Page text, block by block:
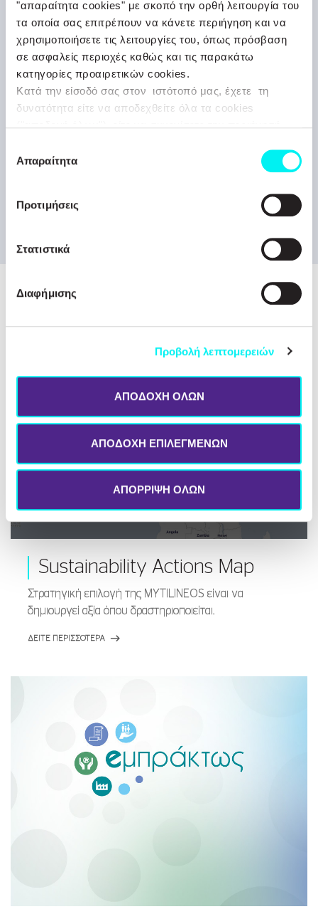
"απαραίτητα cookies" με σκοπό την ορθή λειτουργία του
τα οποία σας επιτρέπουν να κάνετε περιήγηση και να
χρησιμοποιήσετε τις λειτουργίες του, όπως πρόσβαση
σε ασφαλείς περιοχές καθώς και τις παρακάτω
κατηγορίες προαιρετικών cookies.
Κατά την είσοδό σας στον ιστότοπό μας, έχετε τη
δυνατότητα είτε να αποδεχθείτε όλα τα cookies
("Απόρριψη Όλων"), είτε να επιλέξετε συγκεκριμένα
πατήσετε το κουμπί ("Αποδοχή Επιλεγμένων"). Για
περισσότερες πληροφορίες μπορείτε να ανατρέξετε
Cookies. Μπορείτε να μεταβάλλετε τη συναίνεσή σας
συγκατάθεσης
Απαραίτητα
Προτιμήσεις
Στατιστικά
Διαφήμισης
Προβολή λεπτομερειών
ΑΠΟΔΟΧΗ ΟΛΩΝ
ΑΠΟΔΟΧΗ ΕΠΙΛΕΓΜΕΝΩΝ
ΑΠΟΡΡΙΨΗ ΟΛΩΝ
Ενιαίος Ετήσιος Απολογισμός 2025
ΔΕΙΤΕ ΠΕΡΙΣΣΟΤΕΡΑ
ESG Επιδόσεις
Sustainability Actions Map
Στρατηγική επιλογή της MYTILINEOS είναι να
δημιουργεί αξία όπου δραστηριοποιείται.
ΔΕΙΤΕ ΠΕΡΙΣΣΟΤΕΡΑ